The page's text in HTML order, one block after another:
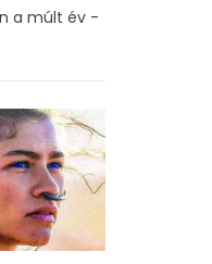
a múlt év -